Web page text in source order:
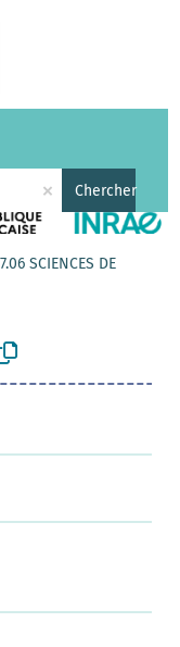
× Chercher
SCIENCES DE